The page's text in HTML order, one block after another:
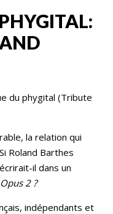
du phygital (Tribute
la relation qui
Roland Barthes
il dans un
2 ?
indépendants et